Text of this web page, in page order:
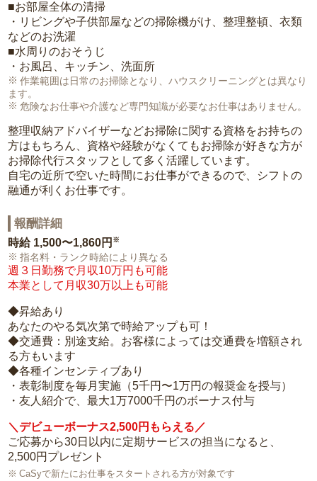
■お部屋全体の清掃
・リビングや子供部屋などの掃除機がけ、整理整頓、衣類
などのお洗濯
■水周りのおそうじ
・お風呂、キッチン、洗面所
作業範囲は日常のお掃除となり、ハウスクリーニングとは異なり
ます。
危険なお仕事や介護など専門知識が必要なお仕事はありません。
整理収納アドバイザーなどお掃除に関する資格をお持ちの
方はもちろん、資格や経験がなくてもお掃除が好きな方が
お掃除代行スタッフとして多く活躍しています。
自宅の近所で空いた時間にお仕事ができるので、シフトの
融通が利くお仕事です。
報酬詳細
時給 1,500〜1,860円 ※
指名料・ランク時給により異なる
週３日勤務で月収10万円も可能
本業として月収30万以上も可能
◆昇給あり
あなたのやる気次第で時給アップも可！
◆交通費：別途支給。お客様によっては交通費を増額され
る方もいます
◆各種インセンティブあり
・表彰制度を毎月実施（5千円〜1万円の報奨金を授与）
・友人紹介で、最大1万7000千円のボーナス付与
＼デビューボーナス2,500円もらえる／
ご応募から30日以内に定期サービスの担当になると、
2,500円プレゼント
CaSyで新たにお仕事をスタートされる方が対象です